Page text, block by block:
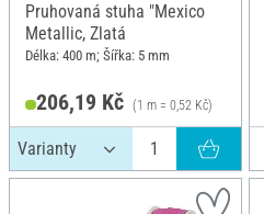
Pruhovaná stuha "Mexico
Metallic, Zlatá
Délka: 400 m; Šířka: 5 mm
206,19 Kč (1 m = 0,52 Kč)